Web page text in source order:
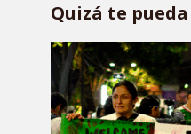
Quizá te